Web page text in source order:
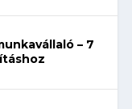
– 7